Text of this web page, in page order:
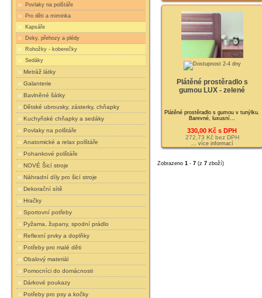
Povlaky na polštáře
Pro děti a miminka
Kapsáře
Deky, přehozy a plédy
Rohožky - koberečky
Sedáky
Metráž látky
Galanterie
Bavlněné šátky
Dětské ubrousky, zásterky, chňapky
Kuchyňské chňapky a sedáky
Povlaky na polštáře
Anatomické a relax polštáře
Pohankové polštáře
NOVÉ Šicí stroje
Náhradní díly pro šicí stroje
Dekorační sítě
Hračky
Sportovní potřeby
Pyžama, župany, spodní prádlo
Reflexní prvky a doplňky
Potřeby pro malé děti
Obalový materiál
Pomocníci do domácnosti
Dárkové poukazy
Potřeby pro psy a kočky
Plátěné prostěradlo s
gumou LUX - zelené
Plátěné prostěradlo s gumou v tunýlku.
Barevné, luxusní...
330,00 Kč s DPH
272,73 Kč bez DPH
... více informací
Zobrazeno 1 - 7(z 7zboží)